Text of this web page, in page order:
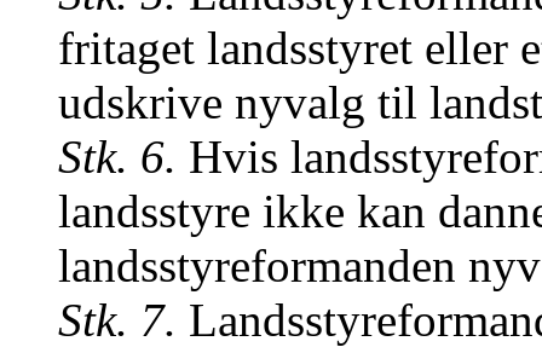
fritaget landsstyret eller
udskrive nyvalg til
Stk. 6. Hvis
landsstyre ikke kan
landsstyreformanden
Stk. 7.